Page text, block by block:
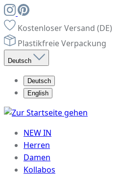
Kostenloser Versand (DE)
Plastikfreie Verpackung
Deutsch
Deutsch
English
NEW IN
Herren
Damen
Kollabos